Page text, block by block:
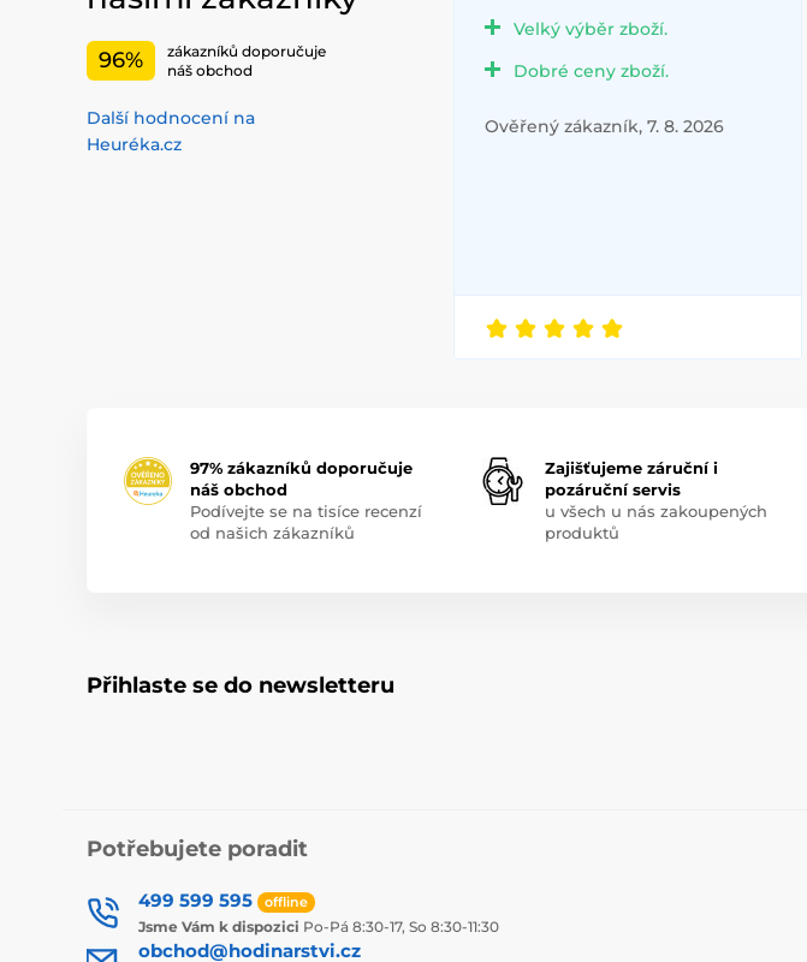
96%
zákazníků doporučuje
náš obchod
Další hodnocení na
Heuréka.cz
Velký výběr zboží.
Dobré ceny zboží.
Ověřený zákazník, 7. 8. 2026
97% zákazníků doporučuje
náš obchod
Podívejte se na tisíce recenzí
od našich zákazníků
Zajišťujeme záruční i
pozáruční servis
u všech u nás zakoupených
produktů
Přihlaste se do newsletteru
Potřebujete poradit
499 599 595 offline
Jsme Vám k dispozici Po-Pá 8:30-17, So 8:30-11:30
obchod@hodinarstvi.cz